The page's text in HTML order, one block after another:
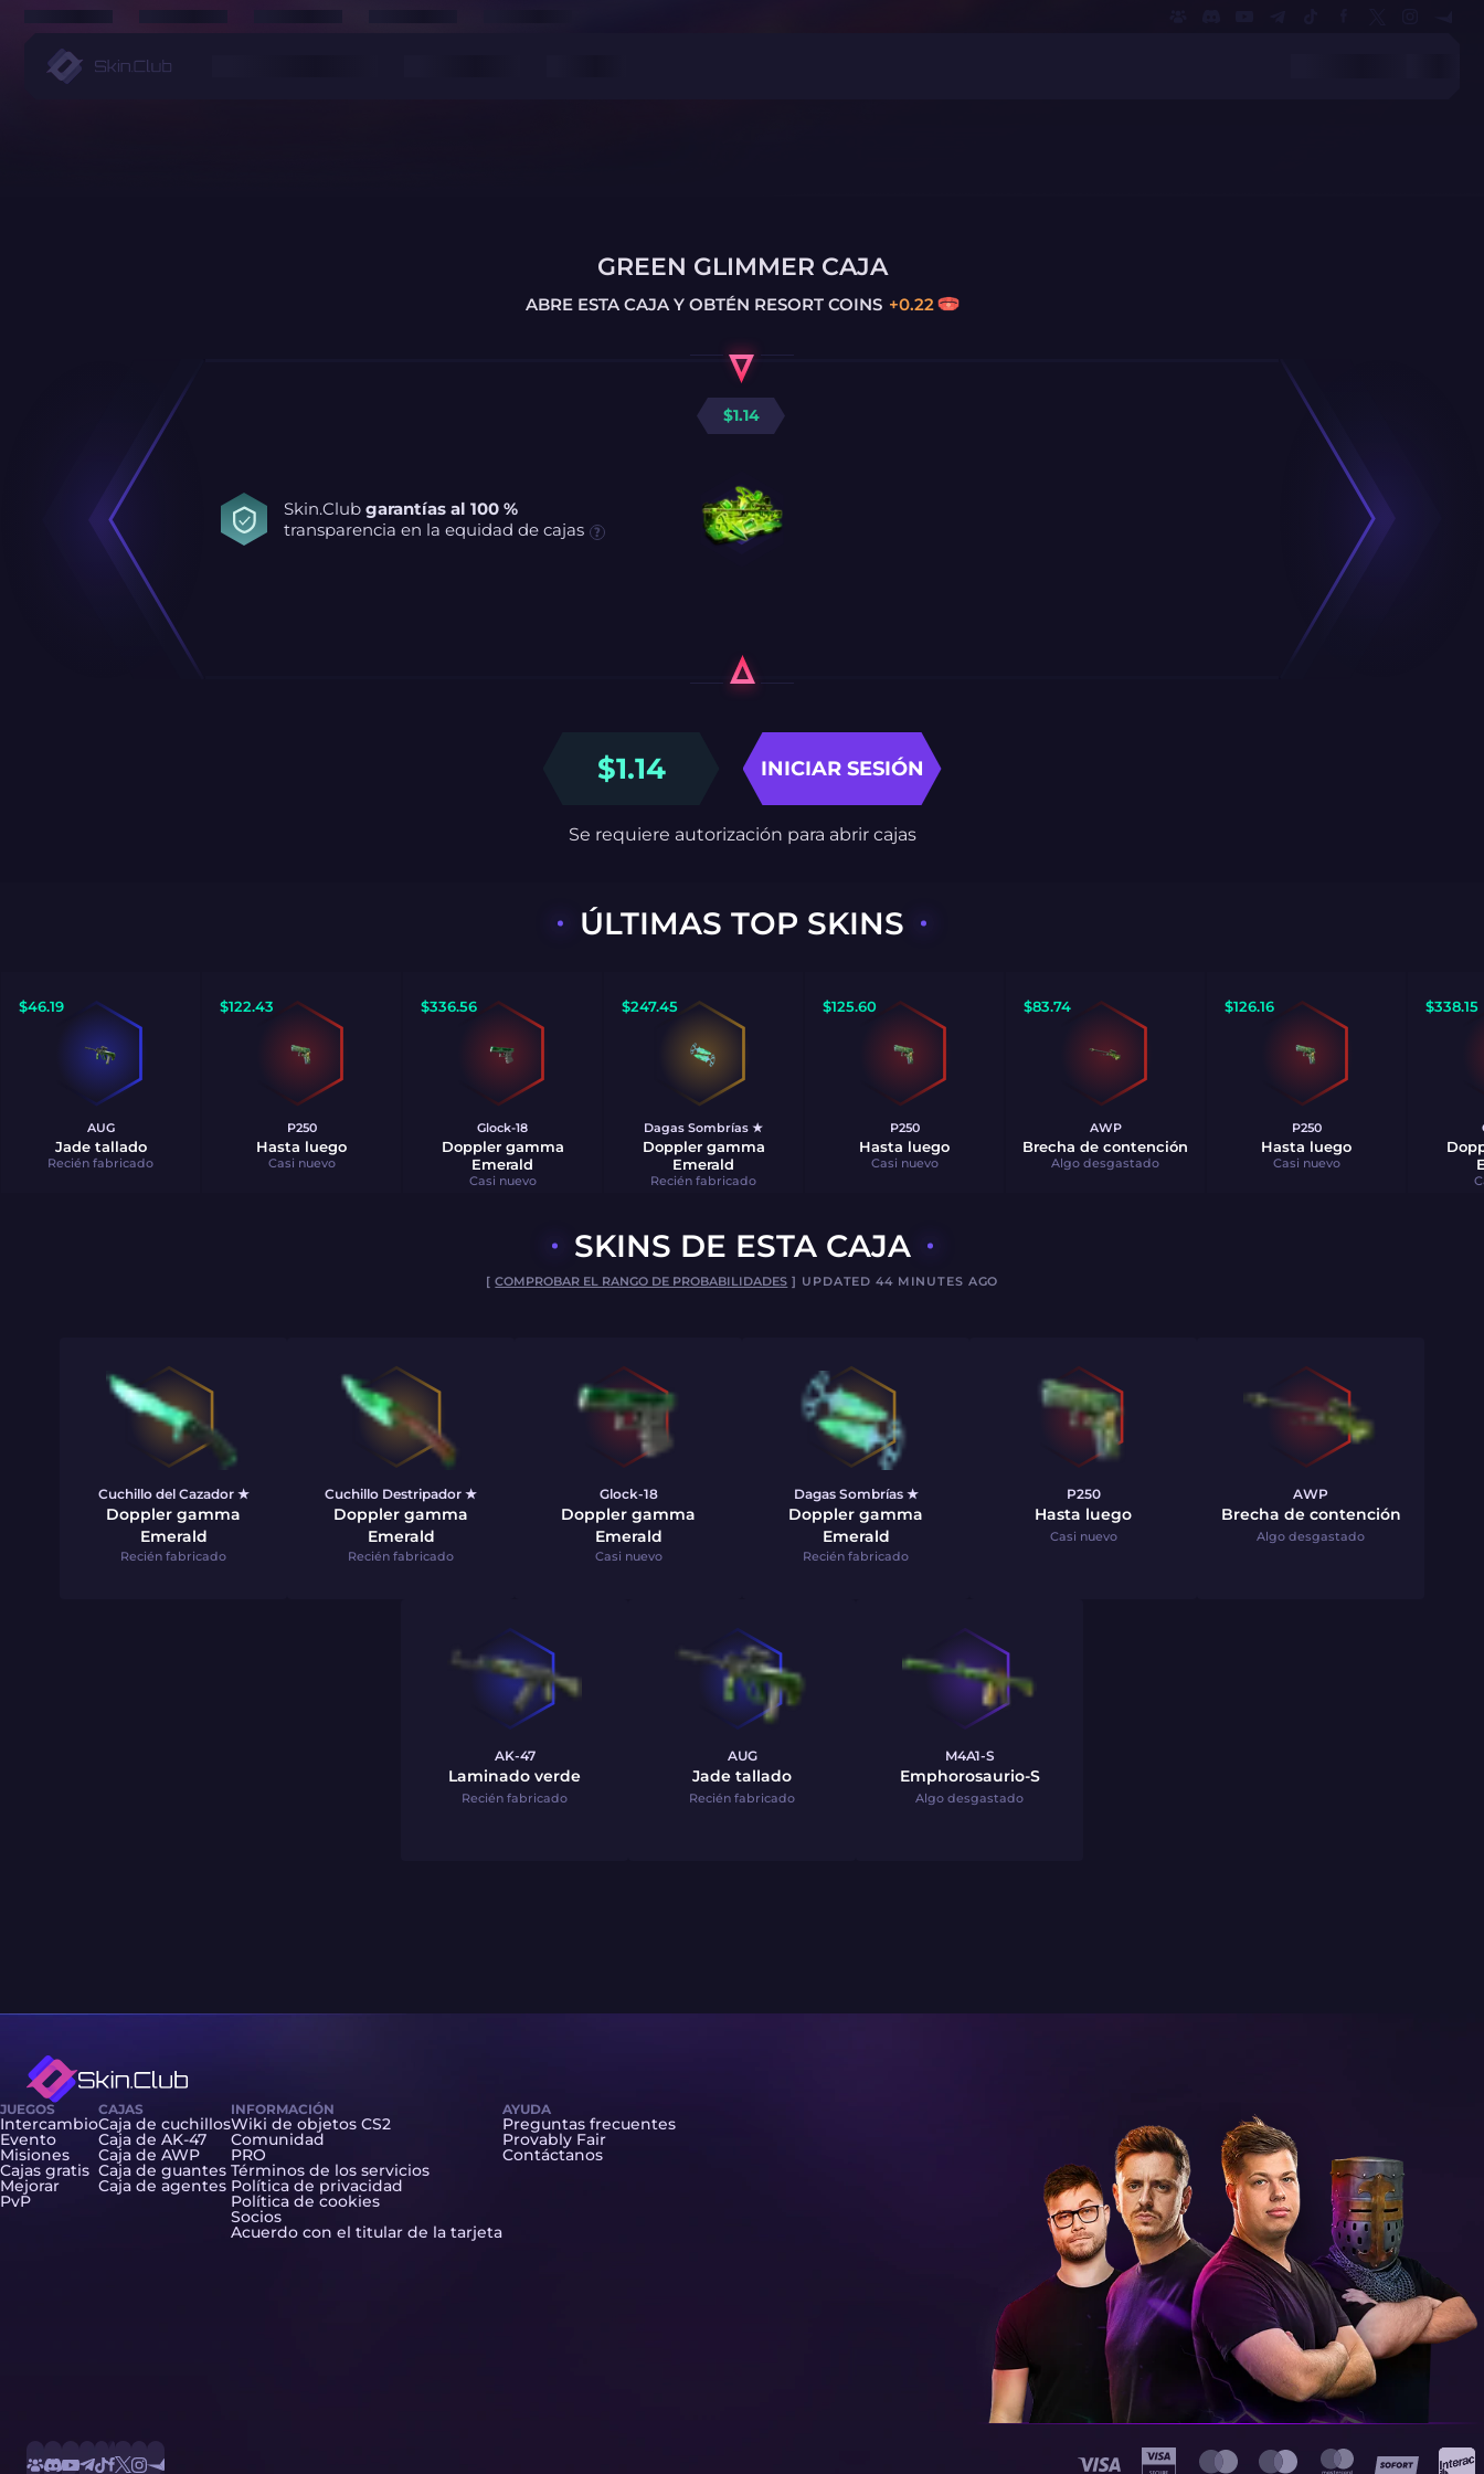
GREEN GLIMMER CAJA
ABRE ESTA CAJA Y OBTÉN RESORT COINS +0.22
Skin.Club garantías al 100 %
transparencia en la equidad de cajas
$1.14
$1.14 INICIAR SESIÓN
Se requiere autorización para abrir cajas
ÚLTIMAS TOP SKINS
$46.19
AUG
Jade tallado
Recién fabricado
$122.43
P250
Hasta luego
Casi nuevo
$336.56
Glock-18
Doppler gamma
Emerald
Casi nuevo
$247.45
Dagas Sombrías ★
Doppler gamma
Emerald
Recién fabricado
$125.60
P250
Hasta luego
Casi nuevo
$83.74
AWP
Brecha de contención
Algo desgastado
$126.16
P250
Hasta luego
Casi nuevo
$338.15
SKINS DE ESTA CAJA
[COMPROBAR EL RANGO DE PROBABILIDADES ] UPDATED 44 MINUTES AGO
Cuchillo del Cazador ★
Doppler gamma
Emerald
Recién fabricado
Cuchillo Destripador ★
Doppler gamma
Emerald
Recién fabricado
Glock-18
Doppler gamma
Emerald
Casi nuevo
Dagas Sombrías ★
Doppler gamma
Emerald
Recién fabricado
P250
Hasta luego
Casi nuevo
AWP
Brecha de contención
Algo desgastado
AK-47
Laminado verde
Recién fabricado
AUG
Jade tallado
Recién fabricado
M4A1-S
Emphorosaurio-S
Algo desgastado
JUEGOS
Intercambio
Evento
Misiones
Cajas gratis
Mejorar
PvP
CAJAS
Caja de cuchillos
Caja de AK-47
Caja de AWP
Caja de guantes
Caja de agentes
INFORMACIÓN
Wiki de objetos CS2
Comunidad
PRO
Términos de los servicios
Política de privacidad
Política de cookies
Socios
Acuerdo con el titular de la tarjeta
AYUDA
Preguntas frecuentes
Provably Fair
Contáctanos